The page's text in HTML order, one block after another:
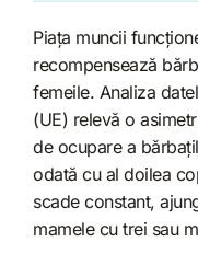
Piața muncii
recompensează
femeile. Analiza
(UE) relevă o
de ocupare a
odată cu al doilea
scade constant,
mamele cu trei sau